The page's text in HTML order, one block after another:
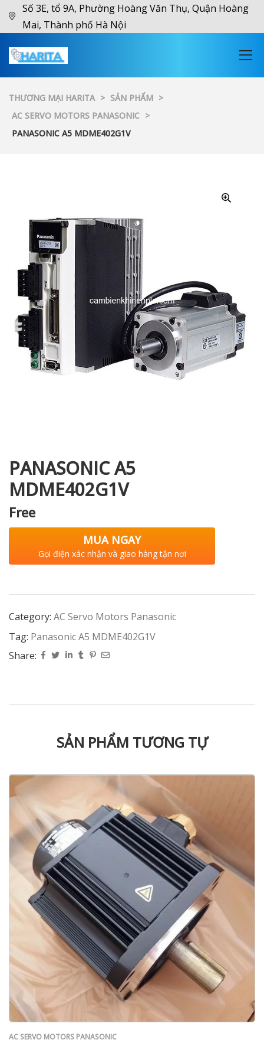
Số 3E, tổ 9A, Phường Hoàng Văn Thụ, Quận Hoàng
Mai, Thành phố Hà Nội
THƯƠNG MẠI HARITA > SẢN PHẨM >
AC SERVO MOTORS PANASONIC >
PANASONIC A5 MDME402G1V
PANASONIC A5
MDME402G1V
Free
MUA NGAY
Gọi điện xác nhận và giao hàng tận nơi
Category: AC Servo Motors Panasonic
Tag: Panasonic A5 MDME402G1V
Share:
SẢN PHẨM TƯƠNG TỰ
AC SERVO MOTORS PANASONIC
XNK